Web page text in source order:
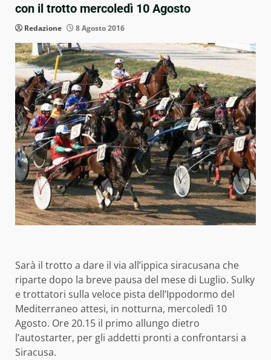
con il trotto mercoledì 10 Agosto
Redazione 8 Agosto 2016
Sarà il trotto a dare il via all’ippica siracusana che
riparte dopo la breve pausa del mese di Luglio. Sulky
e trottatori sulla veloce pista dell’Ippodormo del
Mediterraneo attesi, in notturna, mercoledì 10
Agosto. Ore 20.15 il primo allungo dietro
l’autostarter, per gli addetti pronti a confrontarsi a
Siracusa.